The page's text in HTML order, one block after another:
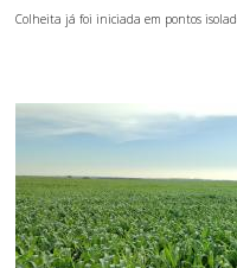
Colheita já foi iniciada em pontos